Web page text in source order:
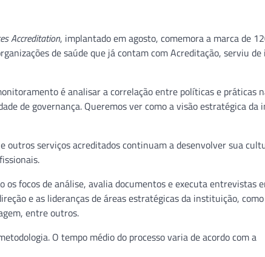
Accreditation, implantado em agosto, comemora a marca de
de saúde que já contam com Acreditação, serviu de
é analisar a correlação entre políticas e práticas
de governança. Queremos ver como a visão estratégica da
outros serviços acreditados continuam a desenvolver sua
focos de análise, avalia documentos e executa entrevistas
e as lideranças de áreas estratégicas da instituição,
entre outros.
O tempo médio do processo varia de acordo com a